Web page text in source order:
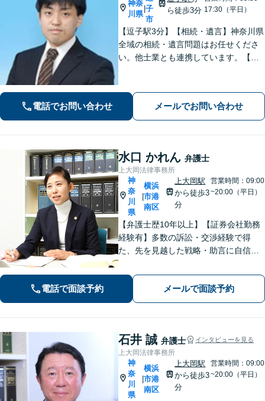
神奈
川県
|子
市
ら徒歩3分 17:30（平日）
【逗子駅3分】【相続・遺言】神奈川県
全域の相続・遺言問題はお任せくださ
い。他士業とも連携しています。【離
【初回面談無料】【夜間・休日は予約
で対応可】【法テラス可】
電話でお問い合わせ メールでお問い合わせ
水口 かれん 弁護士
上大岡法律事務所
神
奈
川
県
|
横浜
市港
南区
上大岡駅
から徒歩3
分
営業時間：09:00
~20:00（平日）
【弁護士歴10年以上】【証券会社勤務
経験有】多数の訴訟・交渉経験で得
た、先を見越した戦略・助言に自信が
確にアドバイスいたします【平日夜
間・土日祝相談可】【上大岡駅直結】
電話で面談予約 メールで面談予約
石井 誠 弁護士 インタビューを見る
上大岡法律事務所
神
奈
川
県
|
横浜
市港
南区
上大岡駅
から徒歩3
分
営業時間：09:00
~20:00（平日）